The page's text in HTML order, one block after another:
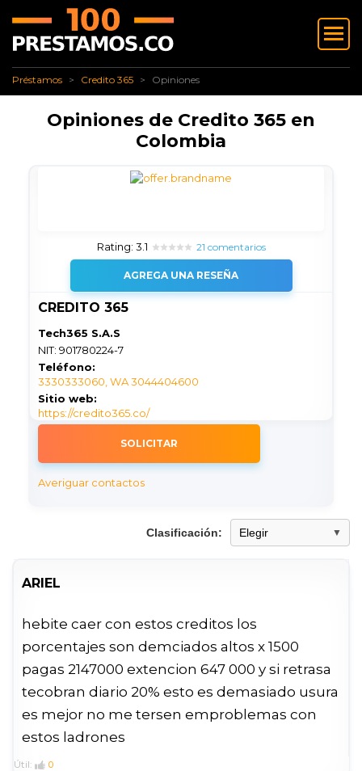
✅ Préstamos
Préstamos ✅ Credito 365
Credito 365 Opiniones
Opiniones
Opiniones de Credito 365 en
Colombia
Rating: 3.1 21 comentarios
AGREGA UNA RESEÑA
CREDITO 365
Tech365 S.A.S
NIT: 901780224-7
Teléfono:
3330333060, WA 3044404600
Sitio web:
https://credito365.co/
SOLICITAR
Averiguar contactos
Clasificación:
ARIEL
hebite caer con estos creditos los
porcentajes son demciados altos x 1500
pagas 2147000 extencion 647 000 y si retrasa
tecobran diario 20% esto es demasiado usura
es mejor no me tersen emproblemas con
estos ladrones
Útil: 0